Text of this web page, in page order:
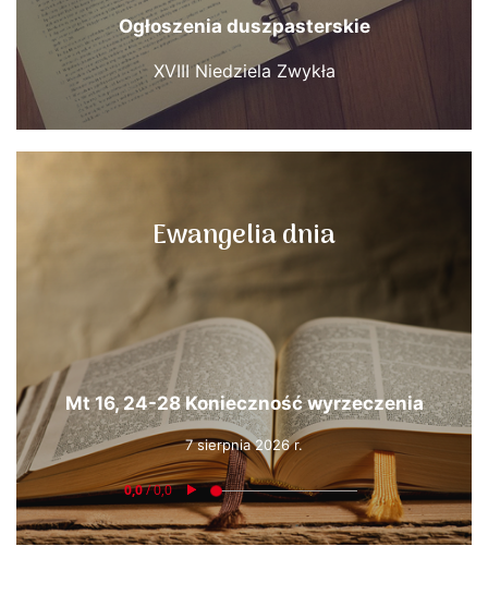
Ogłoszenia duszpasterskie
XVIII Niedziela Zwykła
Ewangelia dnia
Mt 16, 24-28 Konieczność wyrzeczenia
7 sierpnia 2026 r.